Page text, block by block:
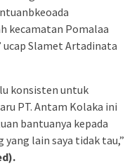
kecamatan Pomalaa
ucap Slamet Artadinata
konsisten untuk
PT. Antam Kolaka ini
bantuanya kepada
lain saya tidak tau,”